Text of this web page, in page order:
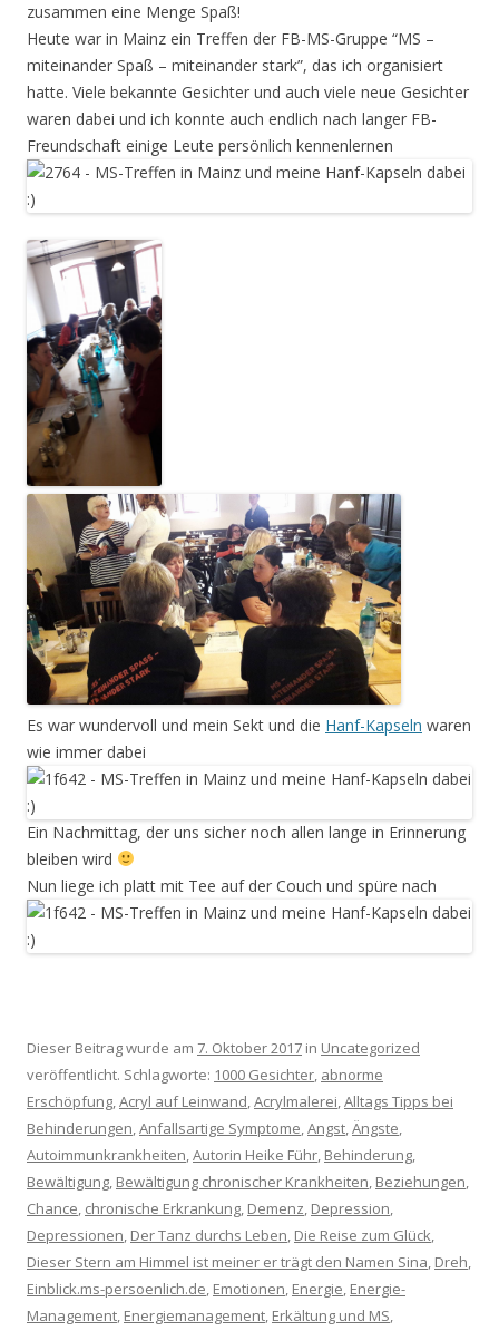
zusammen eine Menge Spaß!
Heute war in Mainz ein Treffen der FB-MS-Gruppe “MS –
miteinander Spaß – miteinander stark”, das ich organisiert
hatte. Viele bekannte Gesichter und auch viele neue Gesichter
waren dabei und ich konnte auch endlich nach langer FB-
Freundschaft einige Leute persönlich kennenlernen
Es war wundervoll und mein Sekt und die Hanf-Kapseln waren
wie immer dabei
Ein Nachmittag, der uns sicher noch allen lange in Erinnerung
bleiben wird
Nun liege ich platt mit Tee auf der Couch und spüre nach
Dieser Beitrag wurde am 7. Oktober 2017 in Uncategorized
veröffentlicht. Schlagworte: 1000 Gesichter, abnorme
Erschöpfung,Acryl auf Leinwand,Acrylmalerei,Alltags Tipps bei
Behinderungen,Anfallsartige Symptome,Angst,Ängste,
Autoimmunkrankheiten,Autorin Heike Führ, Behinderung,
Bewältigung, Bewältigung chronischer Krankheiten, Beziehungen,
Chance, chronische Erkrankung, Demenz, Depression,
Depressionen, Der Tanz durchs Leben, Die Reise zum Glück,
Dieser Stern am Himmel ist meiner er trägt den Namen Sina, Dreh,
Einblick.ms-persoenlich.de, Emotionen, Energie, Energie-
Management, Energiemanagement, Erkältung und MS,